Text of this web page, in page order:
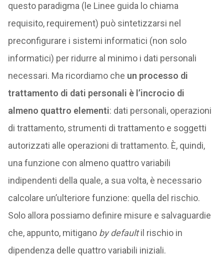
questo paradigma (le Linee guida lo chiama
requisito, requirement) può sintetizzarsi nel
preconfigurare i sistemi informatici (non solo
informatici) per ridurre al minimo i dati personali
necessari. Ma ricordiamo che un processo di
trattamento di dati personali è l’incrocio di
almeno quattro elementi: dati personali, operazioni
di trattamento, strumenti di trattamento e soggetti
autorizzati alle operazioni di trattamento. È, quindi,
una funzione con almeno quattro variabili
indipendenti della quale, a sua volta, è necessario
calcolare un’ulteriore funzione: quella del rischio.
Solo allora possiamo definire misure e salvaguardie
che, appunto, mitigano by defaultil rischio in
dipendenza delle quattro variabili iniziali.